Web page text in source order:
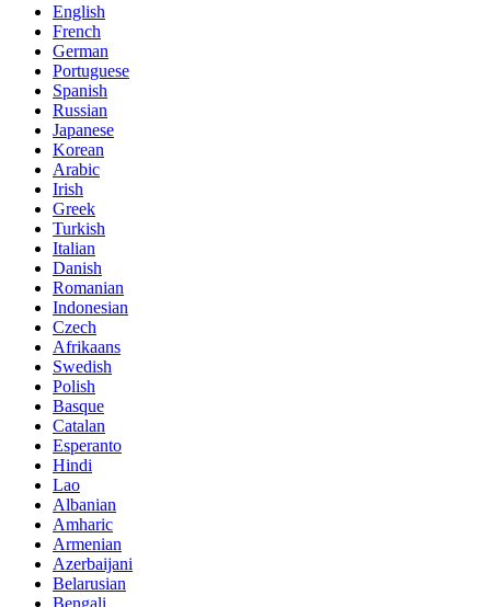
English
French
German
Portuguese
Spanish
Russian
Japanese
Korean
Arabic
Irish
Greek
Turkish
Italian
Danish
Romanian
Indonesian
Czech
Afrikaans
Swedish
Polish
Basque
Catalan
Esperanto
Hindi
Lao
Albanian
Amharic
Armenian
Azerbaijani
Belarusian
Bengali